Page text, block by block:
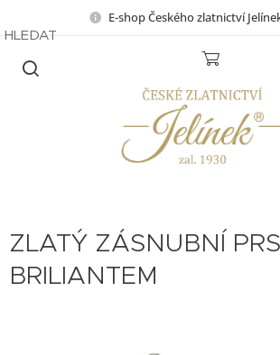
E-shop Českého zlatnictví
HLEDAT
ZLATÝ ZÁSNUBNÍ
BRILIANTEM